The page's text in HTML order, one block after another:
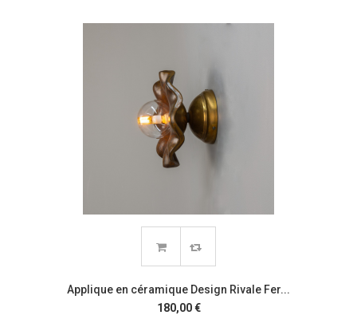
Applique en céramique Design Rivale Fer...
180,00 €